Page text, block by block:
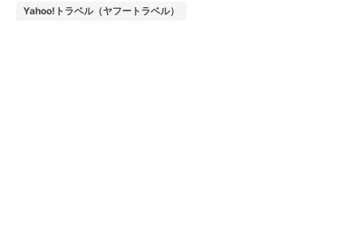
Yahoo!トラベル（ヤフートラベル）